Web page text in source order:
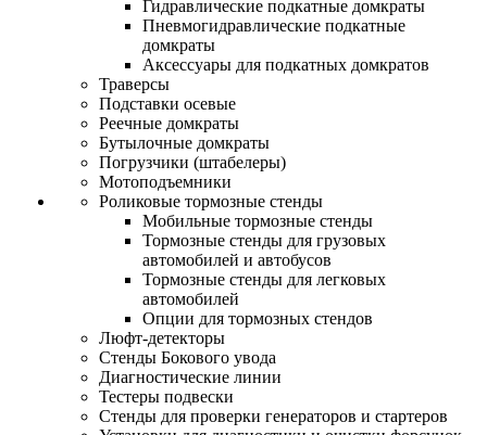
Гидравлические подкатные домкраты
Пневмогидравлические подкатные
домкраты
Аксессуары для подкатных домкратов
Траверсы
Подставки осевые
Реечные домкраты
Бутылочные домкраты
Погрузчики (штабелеры)
Мотоподъемники
Роликовые тормозные стенды
Мобильные тормозные стенды
Тормозные стенды для грузовых
автомобилей и автобусов
Тормозные стенды для легковых
автомобилей
Опции для тормозных стендов
Люфт-детекторы
Стенды Бокового увода
Диагностические линии
Тестеры подвески
Стенды для проверки генераторов и стартеров